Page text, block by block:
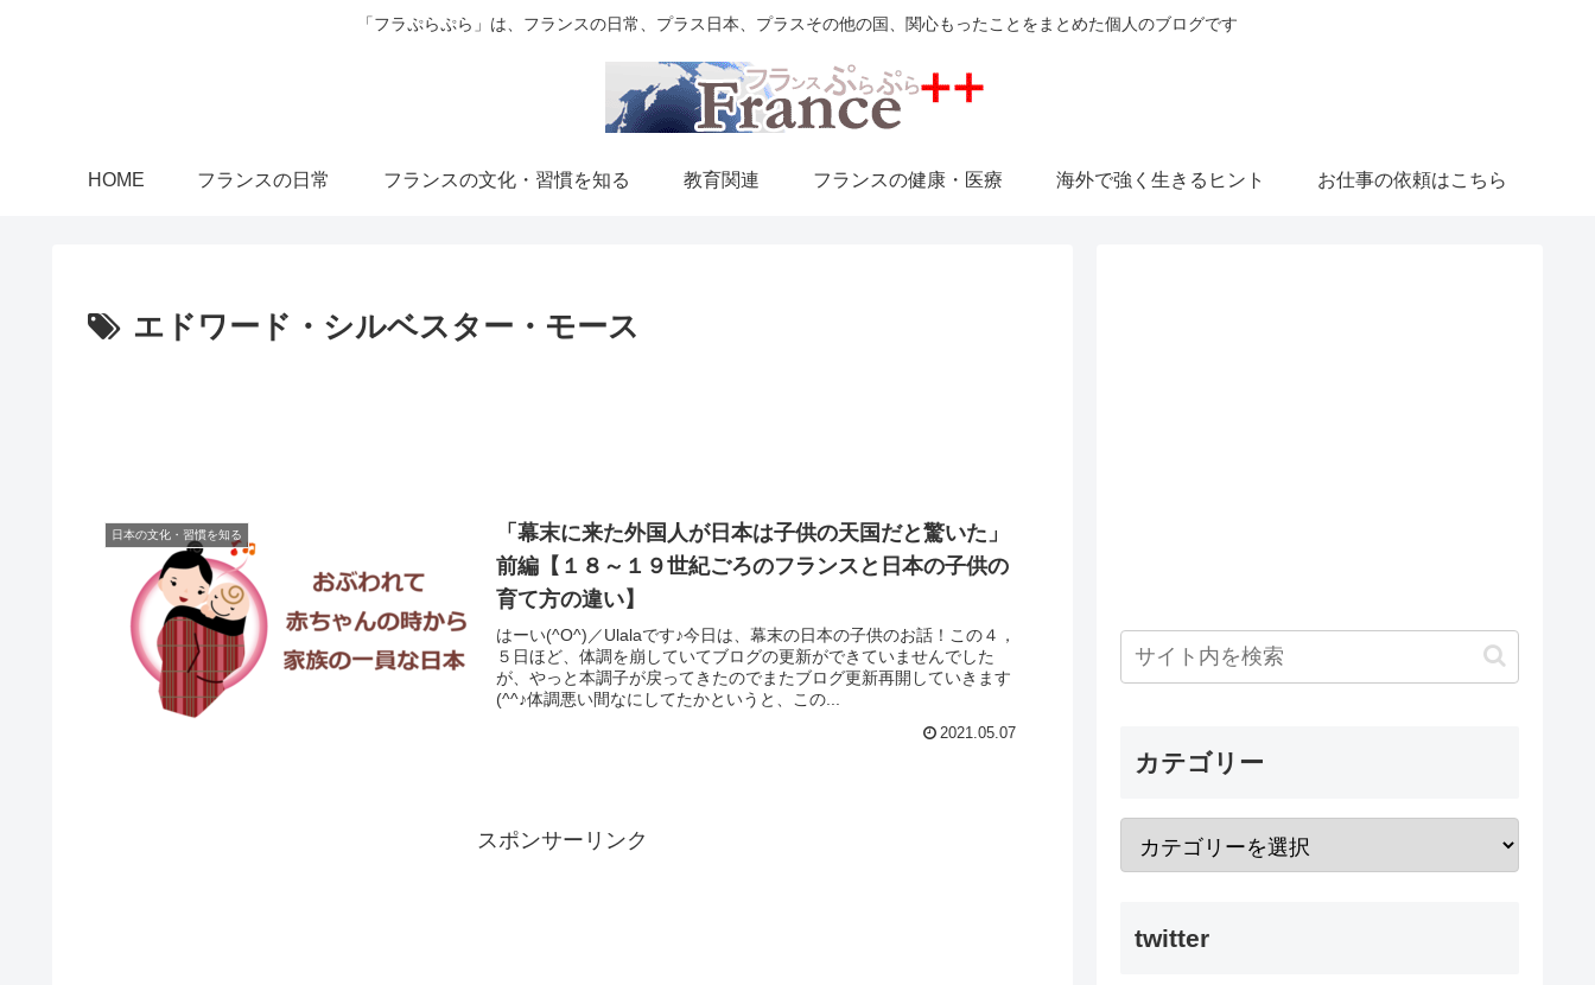
「フラぷらぷら」は、フランスの日常、プラス日本、プラスその他の国、関心もったことをまとめた個人のブログです
HOME フランスの日常 フランスの文化・習慣を知る 教育関連 フランスの健康・医療 海外で強く生きるヒント お仕事の依頼はこちら
エドワード・シルベスター・モース
日本の文化・習慣を知る
「幕末に来た外国人が日本は子供の天国だと驚いた」
前編【１８～１９世紀ごろのフランスと日本の子供の
育て方の違い】
はーい(^O^)／Ulalaです♪今日は、幕末の日本の子供のお話！この４，
５日ほど、体調を崩していてブログの更新ができていませんでした
が、やっと本調子が戻ってきたのでまたブログ更新再開していきます
(^^♪体調悪い間なにしてたかというと、この...
2021.05.07
スポンサーリンク
カテゴリー
twitter